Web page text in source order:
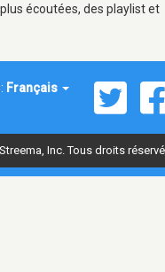
écoutées, des playlist et
Français
Inc. Tous droits